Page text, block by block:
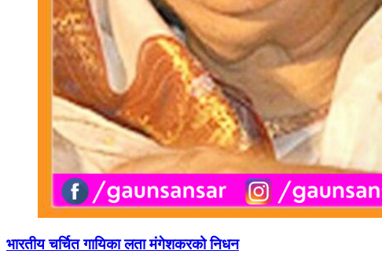
भारतीय चर्चित गायिका लता मंगेशकरको निधन